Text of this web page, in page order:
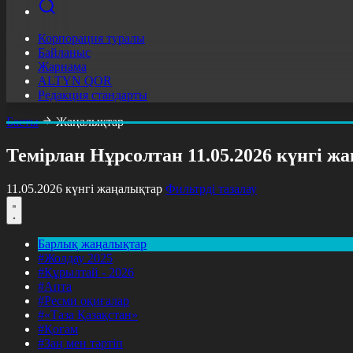
Корпорация туралы
Байланыс
Жарнама
ALTYN QOR
Редакция стандарты
Басты
Жаңалықтар
Темірлан Нұрсолтан 11.05.2026 күнгі
11.05.2026 күнгі жаңалықтар Фильтрді тазалау
Барлық жаңалықтар
#Жолдау 2025
#Құрылтай - 2026
#Апта
#Ресми оқиғалар
#«Таза Қазақстан»
#Қоғам
#Заң мен тәртіп